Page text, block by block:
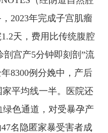
2023年完成子宫肌瘤
天，费用比传统腹腔
剖宫产5分钟即刻剖”流
8300例分娩中，产后
平均线一半。医院还
色通道，对受暴孕产
名隐匿家暴受害者成